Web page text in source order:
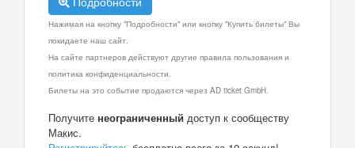
Нажимая на кнопку "Подробности" или кнопку "Купить билеты" Вы
покидаете наш сайт.
На сайте партнеров действуют другие правила пользования и
политика конфиденциальности.
Билеты на это событие продаются через AD ticket GmbH.
Получите неограниченный доступ к сообществу
Макис.